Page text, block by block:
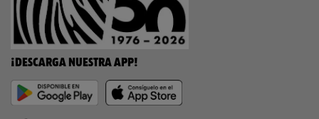
¡DESCARGA NUESTRA APP!